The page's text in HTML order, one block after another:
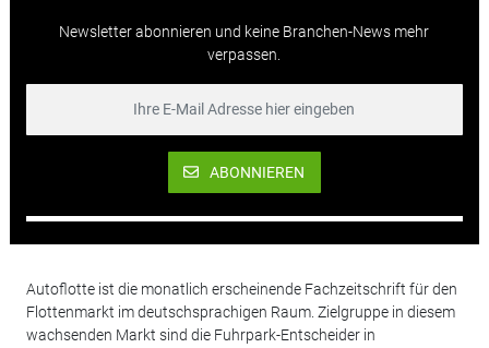
Newsletter abonnieren und keine Branchen-News mehr
verpassen.
ABONNIEREN
Autoflotte ist die monatlich erscheinende Fachzeitschrift für den
Flottenmarkt im deutschsprachigen Raum. Zielgruppe in diesem
wachsenden Markt sind die Fuhrpark-Entscheider in